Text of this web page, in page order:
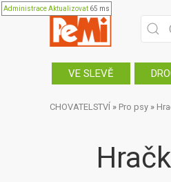
AdministraceAktualizovat 65 ms
VE SLEVĚ
CHOVATELSTVÍ » Pro psy »